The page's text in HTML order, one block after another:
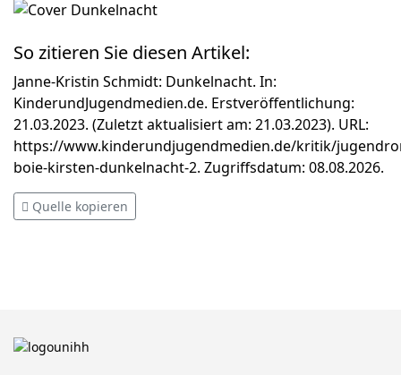
So zitieren Sie diesen Artikel:
Janne-Kristin Schmidt: Dunkelnacht. In:
KinderundJugendmedien.de. Erstveröffentlichung:
21.03.2023. (Zuletzt aktualisiert am: 21.03.2023). URL:
https://www.kinderundjugendmedien.de/kritik/
boie-kirsten-dunkelnacht-2. Zugriffsdatum: 08.08.2026.
Quelle kopieren